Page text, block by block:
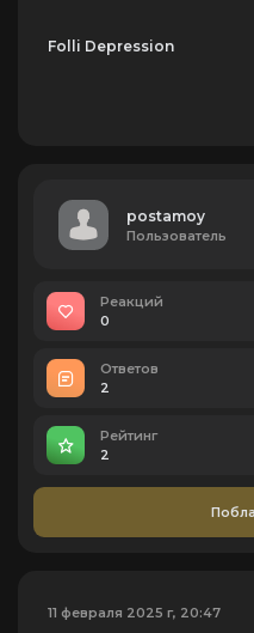
Folli Depression
postamoy
Пользователь
Реакций
0
Ответов
2
Рейтинг
2
11 февраля 2025 г, 20:47